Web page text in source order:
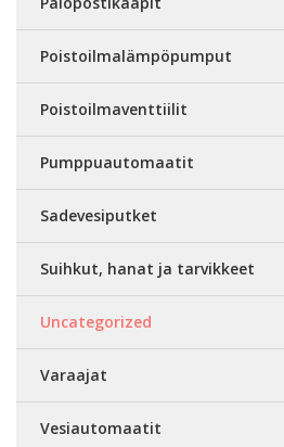
Poistoilmalämpöpumput
Poistoilmaventtiilit
Pumppuautomaatit
Sadevesiputket
Suihkut, hanat ja tarvikkeet
Uncategorized
Varaajat
Vesiautomaatit